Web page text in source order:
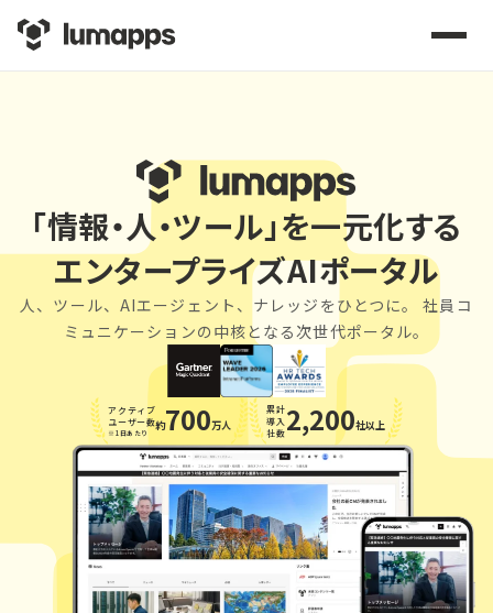
「情報・人・ツール」を一元化する
エンタープライズAIポータル
人、ツール、AIエージェント、ナレッジをひとつに。
社員コ
ミュニケーションの中核となる次世代ポータル。
アクティブ
ユーザー数
※1日あたり
約700万人
累計
導入
社数2,200社以上